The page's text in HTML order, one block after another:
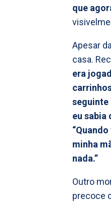
que
Apesar
casa.
era
seguinte
eu sabia
minha
nada.”
Outro
precoce